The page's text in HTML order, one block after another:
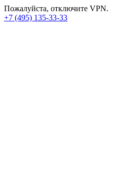
Пожалуйста, отключите VPN.
+7 (495) 135-33-33